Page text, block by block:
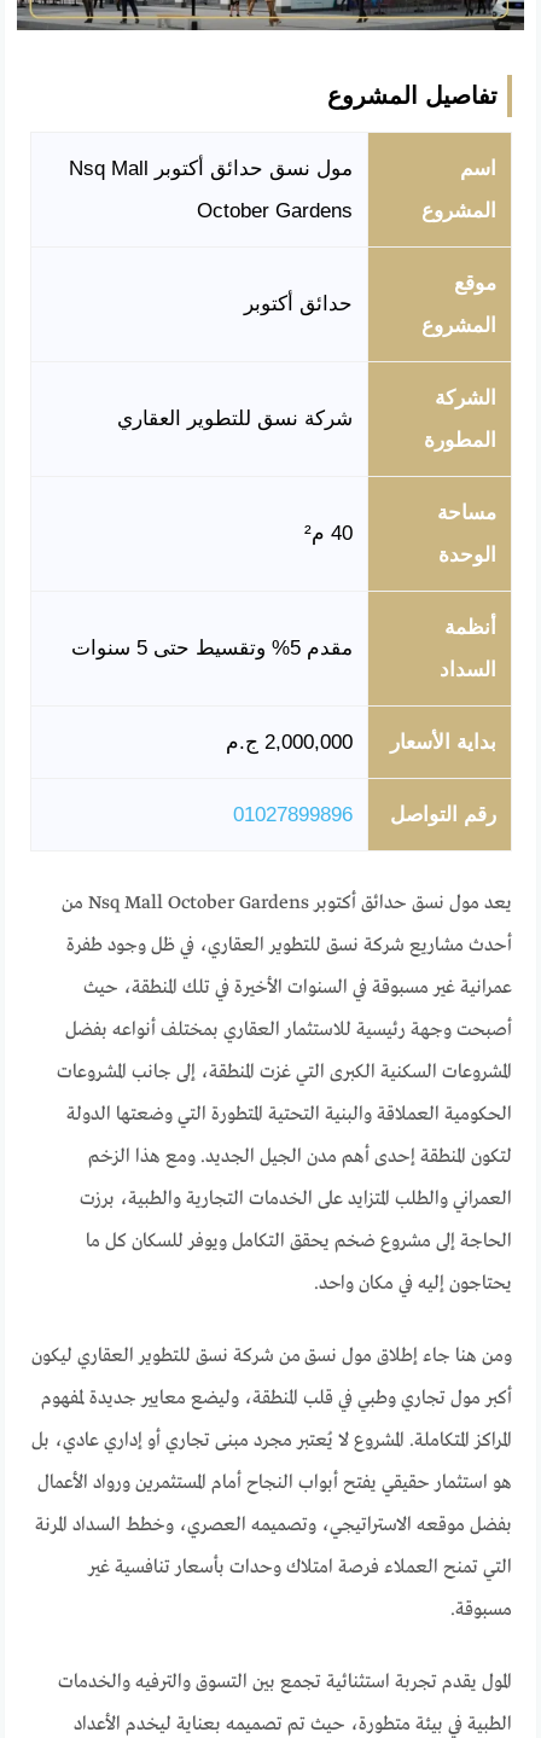
تفاصيل المشروع
اسم
المشروع
مول نسق حدائق أكتوبر Nsq Mall
October Gardens
موقع
المشروع
حدائق أكتوبر
الشركة
المطورة
شركة نسق للتطوير العقاري
مساحة
الوحدة
40 م²
أنظمة
السداد
مقدم 5% وتقسيط حتى 5 سنوات
بداية الأسعار 2,000,000 ج.م
رقم التواصل 01027899896
يعد مول نسق حدائق أكتوبر Nsq Mall October Gardens من
أحدث مشاريع شركة نسق للتطوير العقاري، في ظل وجود طفرة
عمرانية غير مسبوقة في السنوات الأخيرة في تلك المنطقة، حيث
أصبحت وجهة رئيسية للاستثمار العقاري بمختلف أنواعه بفضل
المشروعات السكنية الكبرى التي غزت المنطقة، إلى جانب المشروعات
الحكومية العملاقة والبنية التحتية المتطورة التي وضعتها الدولة
لتكون المنطقة إحدى أهم مدن الجيل الجديد. ومع هذا الزخم
العمراني والطلب المتزايد على الخدمات التجارية والطبية، برزت
الحاجة إلى مشروع ضخم يحقق التكامل ويوفر للسكان كل ما
يحتاجون إليه في مكان واحد.
ومن هنا جاء إطلاق مول نسق من شركة نسق للتطوير العقاري ليكون
أكبر مول تجاري وطبي في قلب المنطقة، وليضع معايير جديدة لمفهوم
المراكز المتكاملة. المشروع لا يُعتبر مجرد مبنى تجاري أو إداري عادي، بل
هو استثمار حقيقي يفتح أبواب النجاح أمام المستثمرين ورواد الأعمال
بفضل موقعه الاستراتيجي، وتصميمه العصري، وخطط السداد المرنة
التي تمنح العملاء فرصة امتلاك وحدات بأسعار تنافسية غير
مسبوقة.
المول يقدم تجربة استثنائية تجمع بين التسوق والترفيه والخدمات
الطبية في بيئة متطورة، حيث تم تصميمه بعناية ليخدم الأعداد